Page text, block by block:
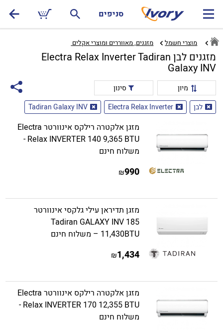
סניפים
מוצרי חשמל מזגנים, מאווררים ומוצרי אקלים ‏
מזגנים לבן Electra Relax Inverter Tadiran
Galaxy INV
מיון
סינון
לבן
Electra Relax Inverter
Tadiran Galaxy INV
מזגן אלקטרה רילקס אינוורטר Electra
Relax INVERTER 140 9,365 BTU -
משלוח חינם
990
₪
מזגן תדיראן עילי גלקסי אינוורטר
Tadiran GALAXY INV 185
11,430BTU – משלוח חינם
1,434
₪
מזגן אלקטרה רילקס אינוורטר Electra
Relax INVERTER 170 12,355 BTU -
משלוח חינם